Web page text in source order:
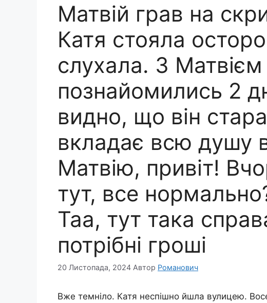
Матвій грав на
Катя стояла
слухала. З
познайомились 2
видно, що він
вкладає всю душу
Матвію, привіт!
тут, все
Таа, тут така
потрібні гроші
20 Листопада, 2024 Автор Романович
Вже темніло. Катя неспішно йшла вулицею.